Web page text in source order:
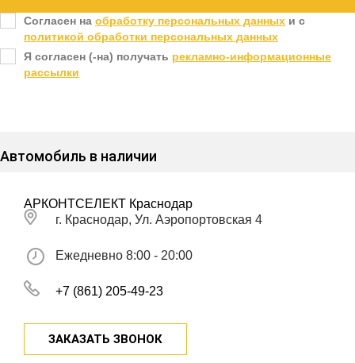
Согласен на обработку персональных данных и c
политикой обработки персональных данных
Я согласен (-на) получать рекламно-информационные
рассылки
Автомобиль в наличии
АРКОНТСЕЛЕКТ Краснодар
г. Краснодар, Ул. Аэропортовская 4
Ежедневно 8:00 - 20:00
+7 (861) 205-49-23
ЗАКАЗАТЬ ЗВОНОК